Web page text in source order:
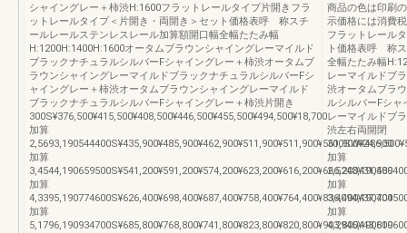
シャイングレー＋柿渋H:1600フラットレールタイプ片開きフラ
ットレールタイプ＜片開き・両開き＞セット価格表呼 称スチ
ールレールステンレスレール加算額開口幅全幅たたみ幅
H:1200H:1400H:1600オータムブラウンシャイングレーマイルド
ブラックナチュラルシルバーFシャイングレー＋柿渋オータムブ
ラウンシャイングレーマイルドブラックナチュラルシルバーFシ
ャイングレー＋柿渋オータムブラウンシャイングレーマイルド
ブラックナチュラルシルバーFシャイングレー＋柿渋片開き
300S¥376,500¥415,500¥408,500¥446,500¥455,500¥494,500¥18,700
加算
2,5693,190544400S¥435,900¥485,900¥462,900¥511,900¥511,900¥561,900¥24,900
加算
3,4544,190659500S¥541,200¥591,200¥574,200¥623,200¥616,200¥666,200¥31,400
加算
4,3395,190774600S¥626,400¥698,400¥687,400¥758,400¥764,400¥836,400¥37,400
加算
5,1796,190934700S¥685,800¥768,800¥741,800¥823,800¥820,800¥903,800¥43,600
商品の色は印刷
示価格には消費
フラットレール
ト価格表呼 称
全幅たたみ幅
レーマイルドブ
渋オータムブラ
ルシルバーFシャ
レーマイルドブ
渋左右両開閉
加算
加算
加算